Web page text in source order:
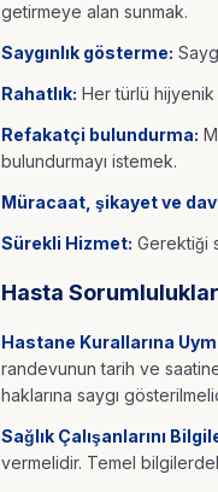
getirmeye alan sunmak.
Saygınlık gösterme:
Rahatlık: Her türlü hijyenik
Refakatçi bulundurma:
bulundurmayı istemek.
Müracaat, şikayet ve
Sürekli Hizmet: Gerektiği
Hasta
Hastane Kurallarına
randevunun tarih ve
haklarına saygı
Sağlık Çalışanlarını
vermelidir. Temel